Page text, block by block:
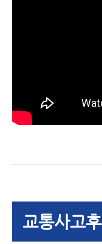
교통사고